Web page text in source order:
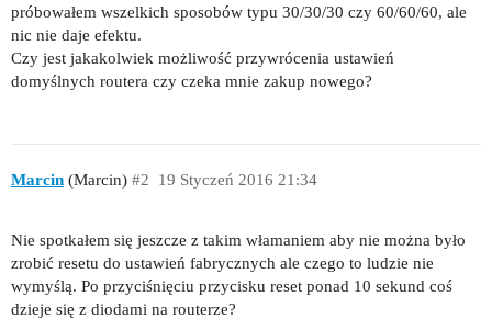
próbowałem wszelkich sposobów typu 30/30/30 czy 60/60/60, ale
nic nie daje efektu.
Czy jest jakakolwiek możliwość przywrócenia ustawień
domyślnych routera czy czeka mnie zakup nowego?
Marcin (Marcin) 19 Styczeń 2016 21:34
#2
Nie spotkałem się jeszcze z takim włamaniem aby nie można było
zrobić resetu do ustawień fabrycznych ale czego to ludzie nie
wymyślą. Po przyciśnięciu przycisku reset ponad 10 sekund coś
dzieje się z diodami na routerze?